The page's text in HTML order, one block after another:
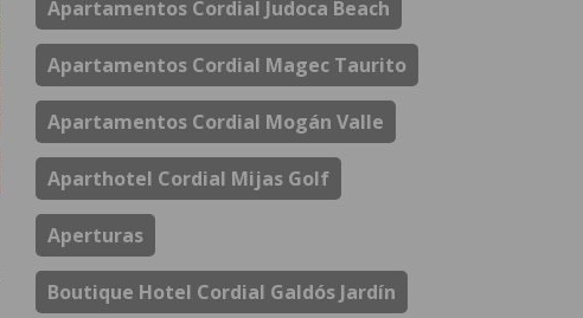
Apartamentos Cordial Judoca Beach
Apartamentos Cordial Magec Taurito
Apartamentos Cordial Mogán Valle
Aparthotel Cordial Mijas Golf
Aperturas
Boutique Hotel Cordial Galdós Jardín